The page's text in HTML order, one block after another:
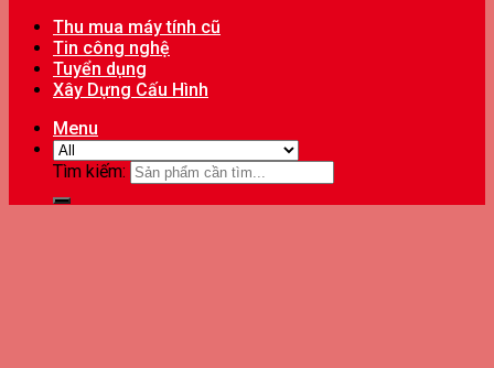
Thu mua máy tính cũ
Tin công nghệ
Tuyển dụng
Xây Dựng Cấu Hình
Menu
Tìm kiếm: